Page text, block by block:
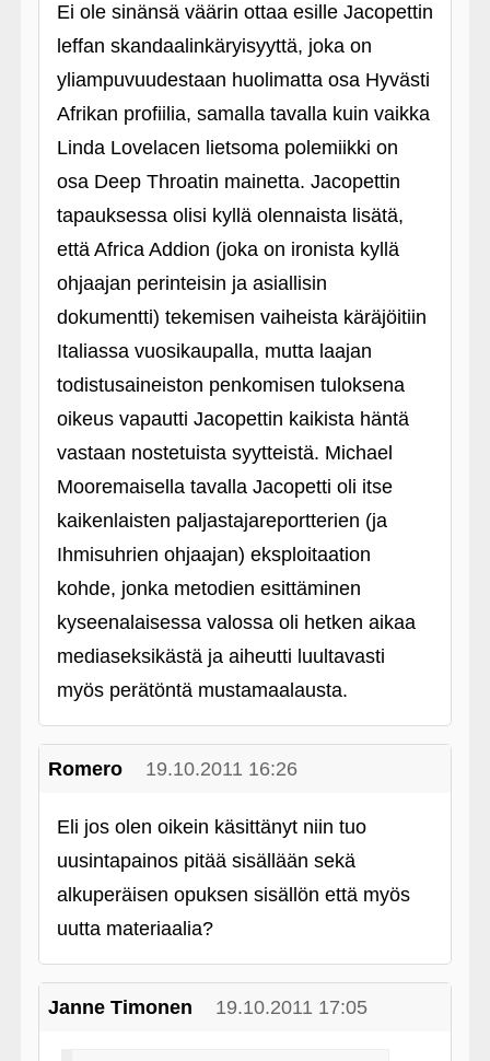
Ei ole sinänsä väärin ottaa esille Jacopettin
leffan skandaalinkäryisyyttä, joka on
yliampuvuudestaan huolimatta osa Hyvästi
Afrikan profiilia, samalla tavalla kuin vaikka
Linda Lovelacen lietsoma polemiikki on
osa Deep Throatin mainetta. Jacopettin
tapauksessa olisi kyllä olennaista lisätä,
että Africa Addion (joka on ironista kyllä
ohjaajan perinteisin ja asiallisin
dokumentti) tekemisen vaiheista käräjöitiin
Italiassa vuosikaupalla, mutta laajan
todistusaineiston penkomisen tuloksena
oikeus vapautti Jacopettin kaikista häntä
vastaan nostetuista syytteistä. Michael
Mooremaisella tavalla Jacopetti oli itse
kaikenlaisten paljastajareportterien (ja
Ihmisuhrien ohjaajan) eksploitaation
kohde, jonka metodien esittäminen
kyseenalaisessa valossa oli hetken aikaa
mediaseksikästä ja aiheutti luultavasti
myös perätöntä mustamaalausta.
Romero 19.10.2011 16:26
Eli jos olen oikein käsittänyt niin tuo
uusintapainos pitää sisällään sekä
alkuperäisen opuksen sisällön että myös
uutta materiaalia?
Janne Timonen 19.10.2011 17:05